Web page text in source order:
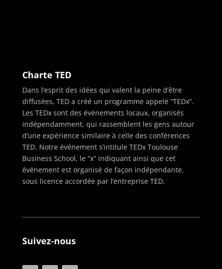
Charte TED
Dans l’esprit des idées qui valent la peine d’être
diffusées, TED a créé un programme appelé “TEDx”.
Les TEDx sont des événements locaux, organisés
indépendamment, qui rassemblent les gens autour
d’une expérience similaire à celle des conférences
TED. Notre événement s’intitule TEDx Toulouse
Business School, le “x” indiquant ainsi que cet
événement est organisé de façon indépendante,
sous licence accordée par l’entreprise TED.
Suivez-nous